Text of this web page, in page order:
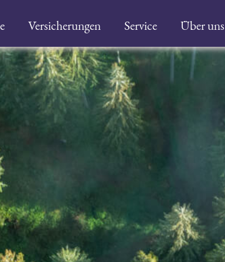
Versicherungen Service Über uns